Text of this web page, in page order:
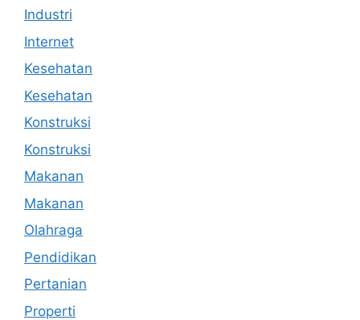
Industri
Internet
Kesehatan
Kesehatan
Konstruksi
Konstruksi
Makanan
Makanan
Olahraga
Pendidikan
Pertanian
Properti